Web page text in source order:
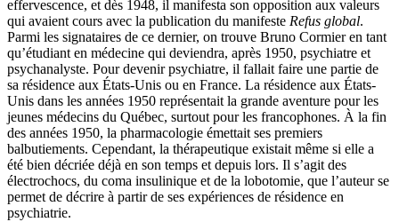
effervescence, et dès 1948, il manifesta son opposition aux valeurs
qui avaient cours avec la publication du manifeste Refus global.
Parmi les signataires de ce dernier, on trouve Bruno Cormier en tant
qu’étudiant en médecine qui deviendra, après 1950, psychiatre et
psychanalyste. Pour devenir psychiatre, il fallait faire une partie de
sa résidence aux États-Unis ou en France. La résidence aux États-
Unis dans les années 1950 représentait la grande aventure pour les
jeunes médecins du Québec, surtout pour les francophones. À la fin
des années 1950, la pharmacologie émettait ses premiers
balbutiements. Cependant, la thérapeutique existait même si elle a
été bien décriée déjà en son temps et depuis lors. Il s’agit des
électrochocs, du coma insulinique et de la lobotomie, que l’auteur se
permet de décrire à partir de ses expériences de résidence en
psychiatrie.